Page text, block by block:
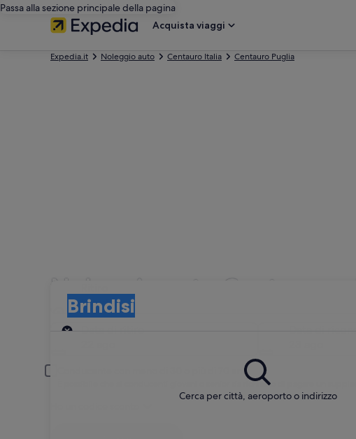
Passa alla sezione principale della pagina
Acquista viaggi
Expedia.it Noleggio auto Centauro Italia Centauro Puglia
Noleggio auto Centauro a
Cerca per città, aeroporto o indirizzo
Brindisi
Ritiro
Conducente con meno di 30 o più di 70 anni
È possibile che ai conducenti giovani o senior sia richiesto di pagare un